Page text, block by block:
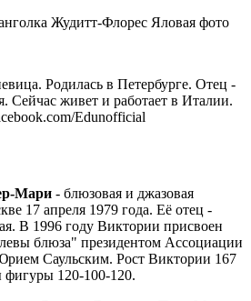
Родилась в Петербурге. Отец -
Сейчас живет и работает в Италии.
Edunofficial
Мари - блюзовая и джазовая
17 апреля 1979 года. Её отец -
В 1996 году Виктории присвоен
блюза" президентом Ассоциации
Саульским. Рост Виктории 167
фигуры 120-100-120.